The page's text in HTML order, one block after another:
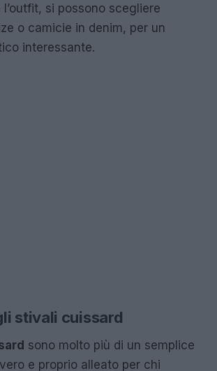
si possono scegliere
o camicie in denim, per un
interessante.
stivali cuissard
sono molto più di un semplice
e proprio alleato per chi